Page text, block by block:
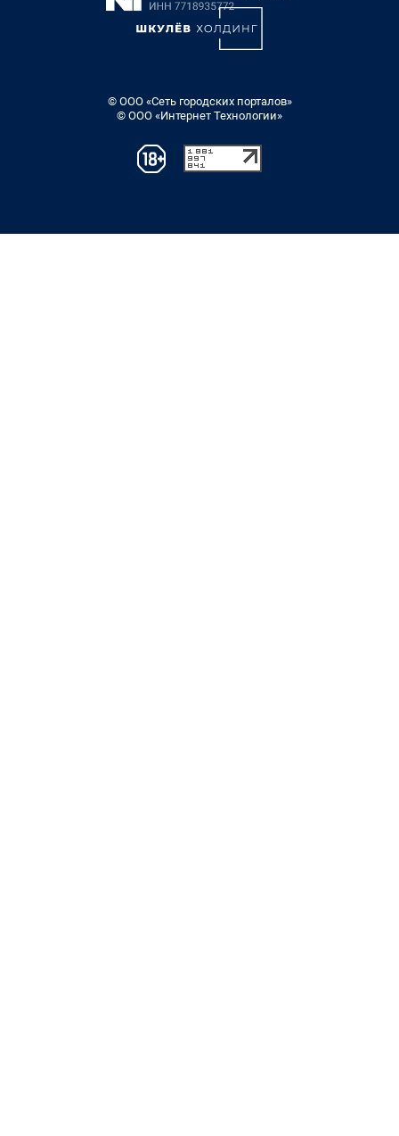
© ООО «Сеть городских порталов»
© ООО «Интернет Технологии»